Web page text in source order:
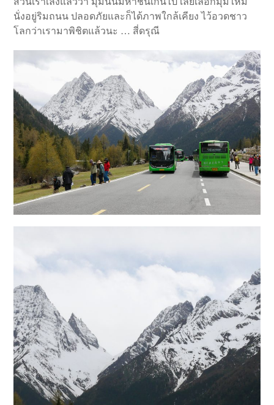
นั่งอยู่ริมถนน ปลอดภัยและก็ได้ภาพใกล้เคียง ไว้อวดชาว
โลกว่าเรามาพิชิตแล้วนะ … สี่ดรุณี